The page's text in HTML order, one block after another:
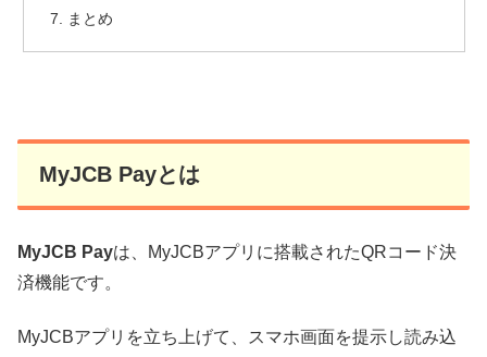
まとめ
MyJCB Payとは
MyJCB Payは、MyJCBアプリに搭載されたQRコード決
済機能です。
MyJCBアプリを立ち上げて、スマホ画面を提示し読み込